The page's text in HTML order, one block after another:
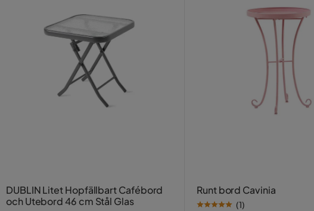
DUBLIN Litet Hopfällbart Cafébord
och Utebord 46 cm Stål Glas
Runt bord Cavinia
(1)